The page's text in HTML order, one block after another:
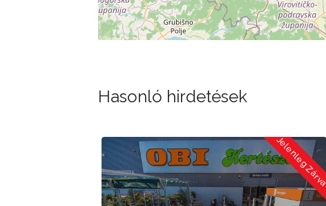
Hasonló hirdetések
Jelenleg Zárva